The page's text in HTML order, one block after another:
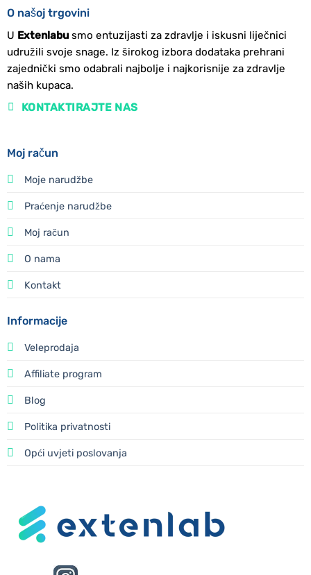
O našoj trgovini
U Extenlabusmo entuzijasti za zdravlje i iskusni liječnici
udružili svoje snage. Iz širokog izbora dodataka prehrani
zajednički smo odabrali najbolje i najkorisnije za zdravlje
naših kupaca.
KONTAKTIRAJTE NAS
Moj račun
Moje narudžbe
Praćenje narudžbe
Moj račun
O nama
Kontakt
Informacije
Veleprodaja
Affiliate program
Blog
Politika privatnosti
Opći uvjeti poslovanja